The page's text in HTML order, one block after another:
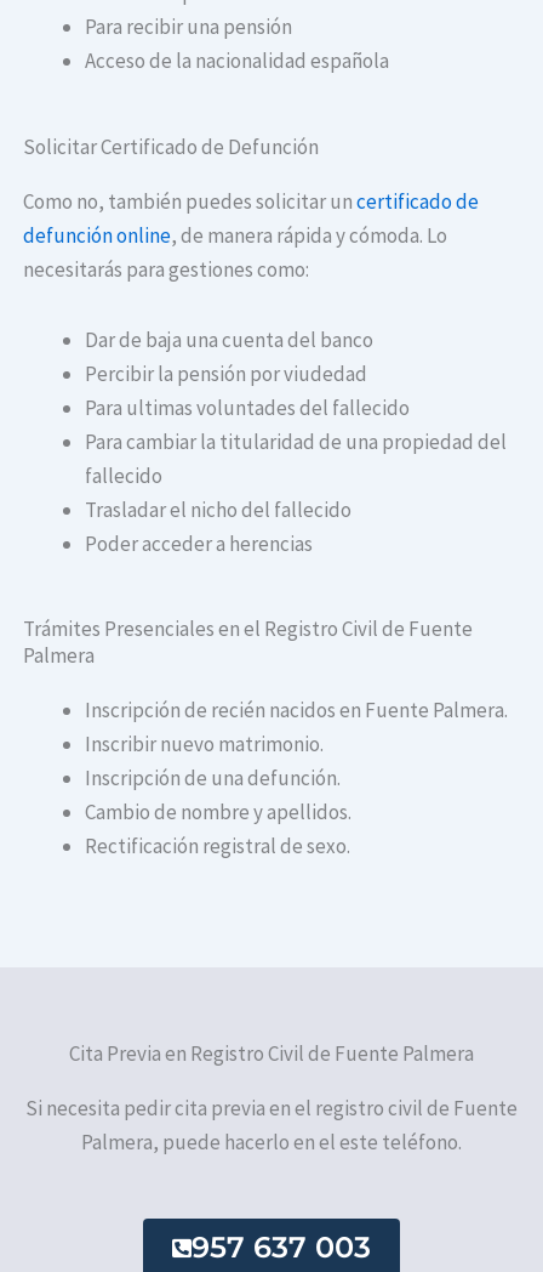
Para recibir una pensión
Acceso de la nacionalidad española
Solicitar Certificado de Defunción
Como no, también puedes solicitar uncertificado de
defunción online, de manera rápida y cómoda. Lo
necesitarás para gestiones como:
Dar de baja una cuenta del banco
Percibir la pensión por viudedad
Para ultimas voluntades del fallecido
Para cambiar la titularidad de una propiedad del
fallecido
Trasladar el nicho del fallecido
Poder acceder a herencias
Trámites Presenciales en el Registro Civil de Fuente
Palmera
Inscripción de recién nacidos en Fuente Palmera.
Inscribir nuevo matrimonio.
Inscripción de una defunción.
Cambio de nombre y apellidos.
Rectificación registral de sexo.
Cita Previa en Registro Civil de Fuente Palmera
Si necesita pedir cita previa en el registro civil de Fuente
Palmera, puede hacerlo en el este teléfono.
957 637 003